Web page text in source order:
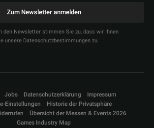
Zum Newsletter anmelden
den Newsletter stimmen Sie zu, dass wir Ihnen
unsere Datenschutzbestimmungen zu.
Jobs Datenschutzerklärung
Impressum
Einstellungen
Historie der Privatsphäre
Übersicht der Messen & Events 2026
Games Industry Map